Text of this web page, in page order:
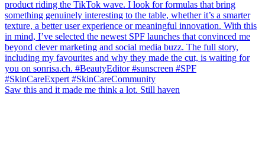
Saw this and it made me think a lot. Still haven